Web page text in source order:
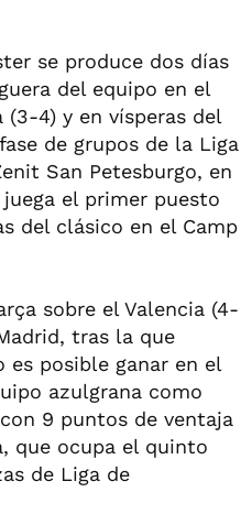
se produce dos días
del equipo en el
(3-4) y en vísperas del
de grupos de la Liga
San Petesburgo, en
el primer puesto
del clásico en el Camp
sobre el Valencia (4-
tras la que
es posible ganar en el
azulgrana como
9 puntos de ventaja
que ocupa el quinto
de Liga de